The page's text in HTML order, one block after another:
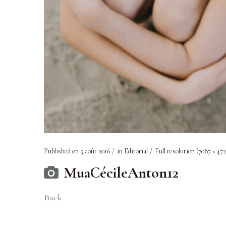
Published on 5 août 2016 in Editorial Full resolution (7087 ×
MuaCécileAnton12
Back